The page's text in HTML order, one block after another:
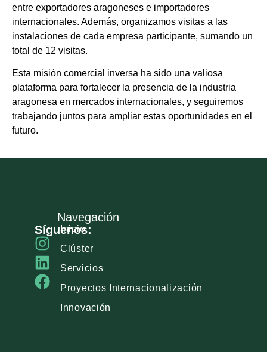
entre exportadores aragoneses e importadores
internacionales. Además, organizamos visitas a las
instalaciones de cada empresa participante, sumando un
total de 12 visitas.
Esta misión comercial inversa ha sido una valiosa
plataforma para fortalecer la presencia de la industria
aragonesa en mercados internacionales, y seguiremos
trabajando juntos para ampliar estas oportunidades en el
futuro.
Síguenos:
Navegación
Inicio
Clúster
Servicios
Proyectos Internacionalización
Innovación